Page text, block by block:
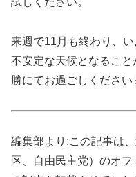
来週で11月も終わり、
不安定な天候となるこ
勝にてお過ごしください
編集部より:この記事は
区、自由民主党）のオ